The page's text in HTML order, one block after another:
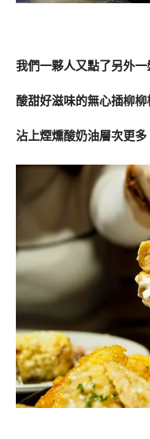
我們一夥人又點了另外
酸甜好滋味的無心插柳
沾上煙燻酸奶油層次更多